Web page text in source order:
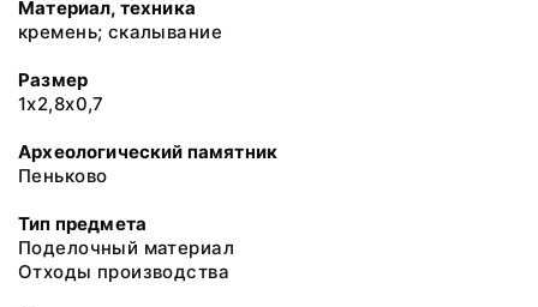
Материал, техника
кремень; скалывание
Размер
1х2,8х0,7
Археологический памятник
Пеньково
Тип предмета
Поделочный материал
Отходы производства